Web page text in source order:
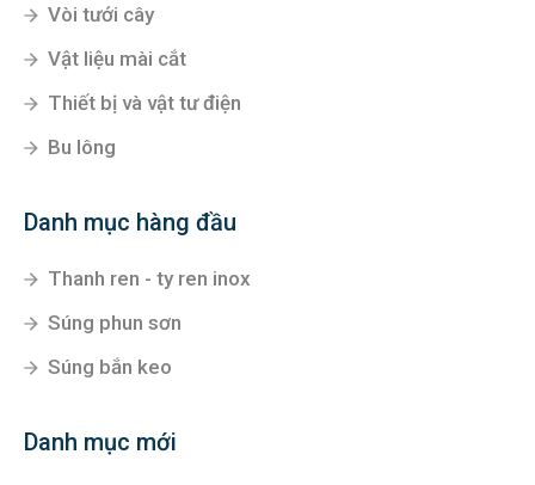
Vòi tưới cây
Vật liệu mài cắt
Thiết bị và vật tư điện
Bu lông
Danh mục hàng đầu
Thanh ren - ty ren inox
Súng phun sơn
Súng bắn keo
Danh mục mới